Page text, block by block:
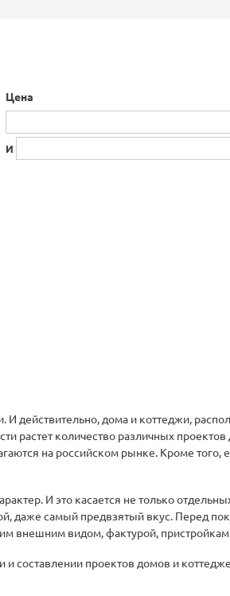
Цена
И
действительно, дома и коттеджи,
растет количество различных
на российском рынке. Кроме того,
И это касается не только
даже самый предвзятый вкус. Перед
внешним видом, фактурой,
составлении проектов домов и